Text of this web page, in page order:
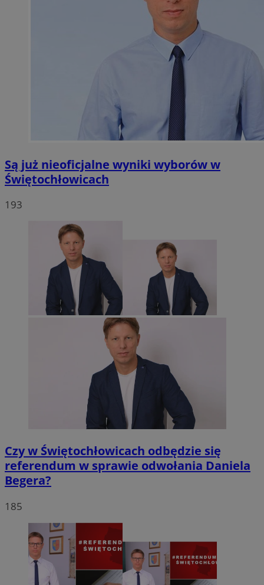
Są już nieoficjalne wyniki wyborów w
Świętochłowicach
193
Czy w Świętochłowicach odbędzie się
referendum w sprawie odwołania Daniela
Begera?
185